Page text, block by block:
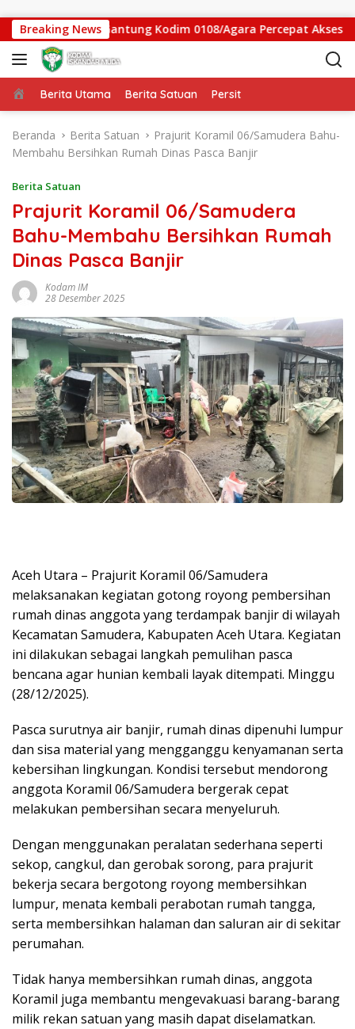
Breaking News
Jembatan Gantung Kodim 0108/Agara Percepat Akses
Beranda
Berita Utama Berita Satuan Persit
Beranda Berita Satuan
Prajurit Koramil 06/Samudera Bahu-
Membahu Bersihkan Rumah Dinas Pasca Banjir
Berita Satuan
Prajurit Koramil 06/Samudera
Bahu-Membahu Bersihkan Rumah
Dinas Pasca Banjir
Kodam IM
28 Desember 2025
Aceh Utara – Prajurit Koramil 06/Samudera
melaksanakan kegiatan gotong royong pembersihan
rumah dinas anggota yang terdampak banjir di wilayah
Kecamatan Samudera, Kabupaten Aceh Utara. Kegiatan
ini dilakukan sebagai langkah pemulihan pasca
bencana agar hunian kembali layak ditempati. Minggu
(28/12/2025).
Pasca surutnya air banjir, rumah dinas dipenuhi lumpur
dan sisa material yang mengganggu kenyamanan serta
kebersihan lingkungan. Kondisi tersebut mendorong
anggota Koramil 06/Samudera bergerak cepat
melakukan pembersihan secara menyeluruh.
Dengan menggunakan peralatan sederhana seperti
sekop, cangkul, dan gerobak sorong, para prajurit
bekerja secara bergotong royong membersihkan
lumpur, menata kembali perabotan rumah tangga,
serta membersihkan halaman dan saluran air di sekitar
perumahan.
Tidak hanya membersihkan rumah dinas, anggota
Koramil juga membantu mengevakuasi barang-barang
milik rekan satuan yang masih dapat diselamatkan.